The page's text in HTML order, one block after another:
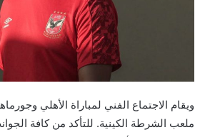
ويقام الاجتماع الفني لمباراة الأهلي
ملعب الشرطة الكينية. للتأكد من كافة